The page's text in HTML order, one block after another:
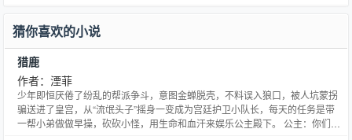
大也是最重要的职业——魂师。当唐门暗器来到斗罗大陆，当唐三武魂觉醒。
他能否在这片武魂的世界重塑唐门辉煌？
猜你喜欢的小说
猎鹿
作者：湮菲
少年即恒厌倦了纷乱的帮派争斗，意图金蝉脱壳，不料误入狼口，被人坑蒙拐
骗送进了皇宫，从“流氓头子”摇身一变成为宫廷护卫小队长，每天的任务是带
一帮小弟做做早操，砍砍小怪，用生命和血汗来娱乐公主殿下。 公主：你们几